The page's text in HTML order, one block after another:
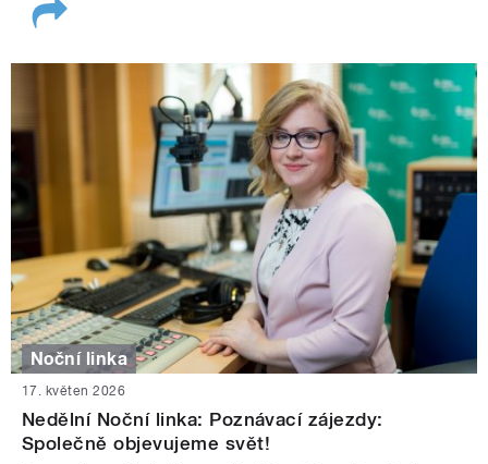
Noční linka
17. květen 2026
Nedělní Noční linka: Poznávací zájezdy:
Společně objevujeme svět!